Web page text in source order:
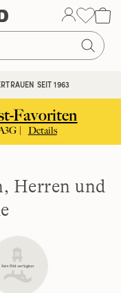
SEIT 1963
Favoriten
| Details
Herren und